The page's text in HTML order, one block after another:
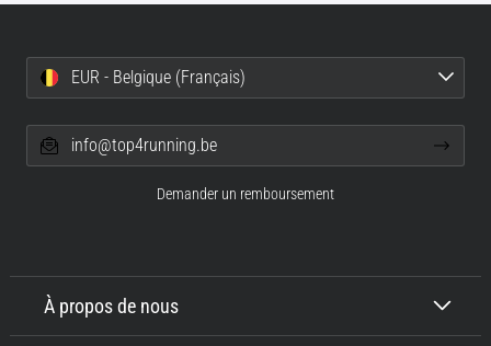
À propos de nous
EUR - Belgique (Français)
info@top4running.be
Demander un remboursement